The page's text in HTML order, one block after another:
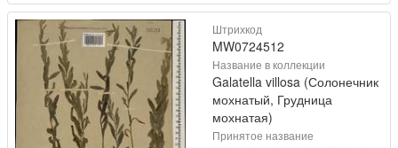
Штрихкод
MW0724512
Название в коллекции
Galatella villosa (Солонечник
мохнатый, Грудница
мохнатая)
Принятое название